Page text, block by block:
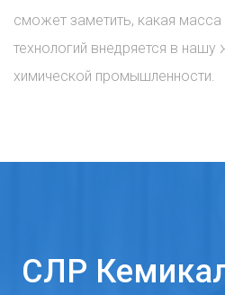
сможет заметить, какая
технологий внедряется в нашу
химической промышленности.
СЛР